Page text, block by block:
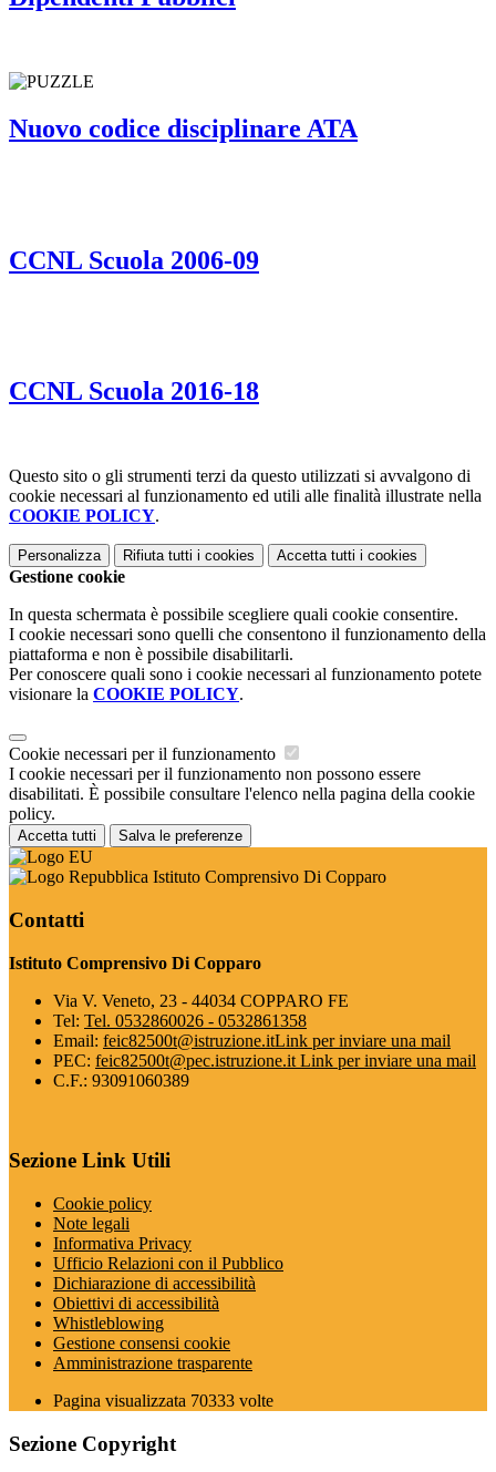
Nuovo codice disciplinare ATA
CCNL Scuola 2006-09
CCNL Scuola 2016-18
Questo sito o gli strumenti terzi da questo utilizzati si avvalgono di
cookie necessari al funzionamento ed utili alle finalità illustrate nella
COOKIE POLICY.
Personalizza Rifiuta tutti i cookies Accetta tutti i cookies
Gestione cookie
In questa schermata è possibile scegliere quali cookie consentire.
I cookie necessari sono quelli che consentono il funzionamento della
piattaforma e non è possibile disabilitarli.
Per conoscere quali sono i cookie necessari al funzionamento potete
visionare la COOKIE POLICY.
Cookie necessari per il funzionamento
I cookie necessari per il funzionamento non possono essere
disabilitati. È possibile consultare l'elenco nella pagina della cookie
policy.
Accetta tutti Salva le preferenze
Istituto Comprensivo Di Copparo
Contatti
Istituto Comprensivo Di Copparo
Via V. Veneto, 23 - 44034 COPPARO FE
Tel: Tel. 0532860026 - 0532861358
Email: feic82500t@istruzione.itLink per inviare una mail
PEC: feic82500t@pec.istruzione.it Link per inviare una mail
C.F.: 93091060389
Sezione Link Utili
Cookie policy
Note legali
Informativa Privacy
Ufficio Relazioni con il Pubblico
Dichiarazione di accessibilità
Obiettivi di accessibilità
Whistleblowing
Gestione consensi cookie
Amministrazione trasparente
Pagina visualizzata 70333 volte
Sezione Copyright